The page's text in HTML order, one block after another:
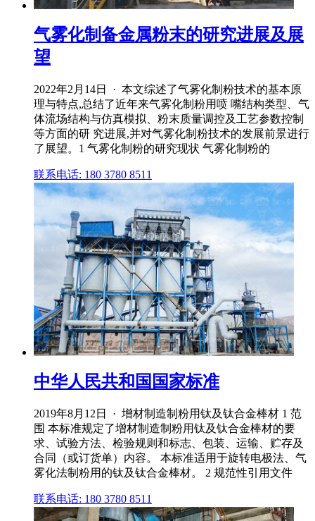
气雾化制备金属粉末的研究进展及展
望
2022年2月14日 · 本文综述了气雾化制粉技术的基本原
理与特点,总结了近年来气雾化制粉用喷 嘴结构类型、气
体流场结构与仿真模拟、粉末质量调控及工艺参数控制
等方面的研 究进展,并对气雾化制粉技术的发展前景进行
了展望。1 气雾化制粉的研究现状 气雾化制粉的
联系电话: 180 3780 8511
中华人民共和国国家标准
2019年8月12日 · 增材制造制粉用钛及钛合金棒材 1 范
围 本标准规定了增材制造制粉用钛及钛合金棒材的要
求、试验方法、检验规则和标志、包装、运输、贮存及
合同（或订货单）内容。 本标准适用于旋转电极法、气
雾化法制粉用的钛及钛合金棒材。 2 规范性引用文件
联系电话: 180 3780 8511